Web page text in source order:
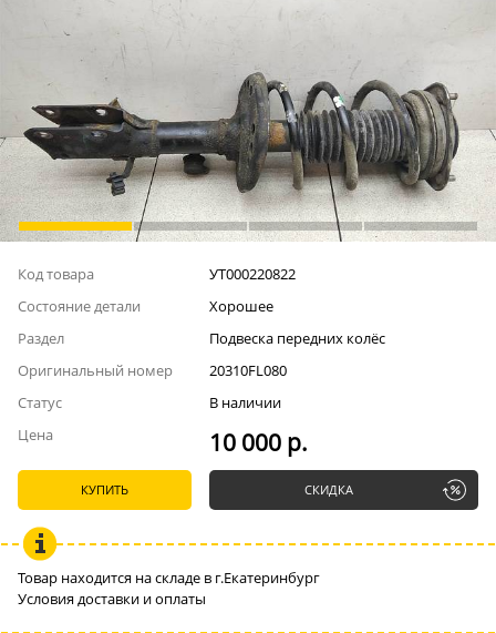
Код товара
УТ000220822
Состояние детали
Хорошее
Раздел
Подвеска передних колёс
Оригинальный номер
20310FL080
Статус
В наличии
Цена
10 000 р.
КУПИТЬ СКИДКА
Товар находится на складе в г.Екатеринбург
Условия доставки и оплаты